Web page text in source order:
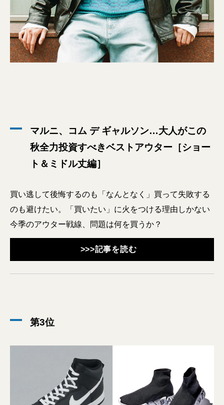
マルニ、コム デ ギャルソン…大人がこの
秋全力投資すべきベストアウター［ショー
ト＆ミドル丈編］
買い逃して後悔するのも「なんとなく」買って失敗する
のも避けたい。「買いたい」に火をつける理由しかない
今季のアウター戦線、問題は何を買うか？
>>>記事を読む
第3位